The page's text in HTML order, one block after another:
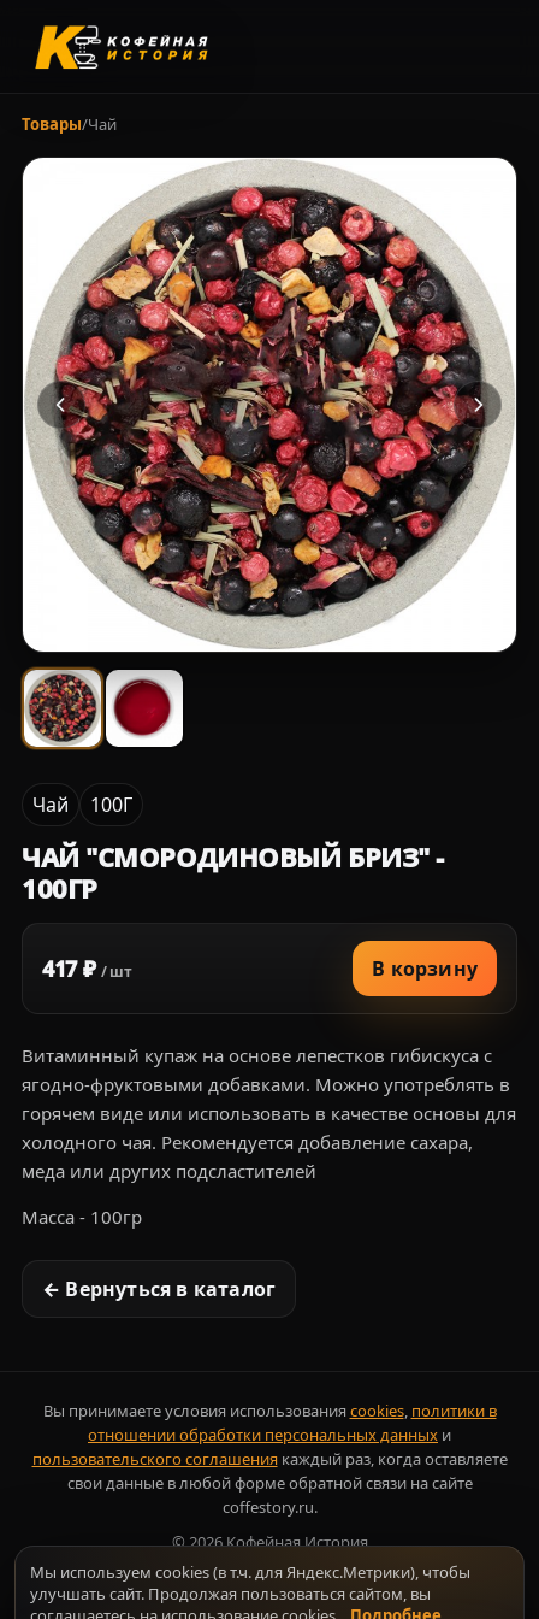
Товары/Чай
Чай 100Г
ЧАЙ "СМОРОДИНОВЫЙ БРИЗ" -
100ГР
417 ₽/ шт В корзину
Витаминный купаж на основе лепестков гибискуса с
ягодно-фруктовыми добавками. Можно употреблять в
горячем виде или использовать в качестве основы для
холодного чая. Рекомендуется добавление сахара,
меда или других подсластителей
Масса - 100гр
← Вернуться в каталог
Вы принимаете условия использованияcookies, политики в
отношении обработки персональных данных и
пользовательского соглашениякаждый раз, когда оставляете
свои данные в любой форме обратной связи на сайте
coffestory.ru.
©2026Кофейная История
Мы используем cookies (в т.ч. для Яндекс.Метрики), чтобы
улучшать сайт. Продолжая пользоваться сайтом, вы